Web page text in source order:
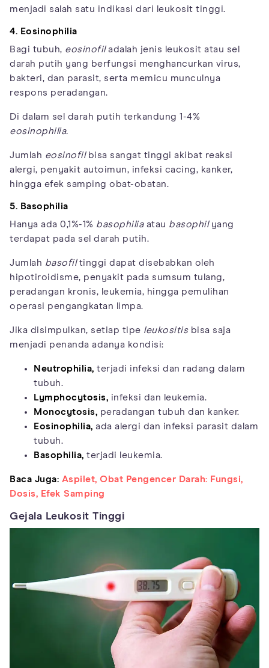
menjadi salah satu indikasi dari leukosit tinggi.
4. Eosinophilia
Bagi tubuh, eosinofiladalah jenis leukosit atau sel
darah putih yang berfungsi menghancurkan virus,
bakteri, dan parasit, serta memicu munculnya
respons peradangan.
Di dalam sel darah putih terkandung 1-4%
eosinophilia.
Jumlah eosinofilbisa sangat tinggi akibat reaksi
alergi, penyakit autoimun, infeksi cacing, kanker,
hingga efek samping obat-obatan.
5. Basophilia
Hanya ada 0,1%-1% basophiliaatau basophilyang
terdapat pada sel darah putih.
Jumlah basofiltinggi dapat disebabkan oleh
hipotiroidisme, penyakit pada sumsum tulang,
peradangan kronis, leukemia, hingga pemulihan
operasi pengangkatan limpa.
Jika disimpulkan, setiap tipe leukositisbisa saja
menjadi penanda adanya kondisi:
Neutrophilia, terjadi infeksi dan radang dalam
tubuh.
Lymphocytosis, infeksi dan leukemia.
Monocytosis, peradangan tubuh dan kanker.
Eosinophilia, ada alergi dan infeksi parasit dalam
tubuh.
Basophilia, terjadi leukemia.
Baca Juga: Aspilet, Obat Pengencer Darah: Fungsi,
Dosis, Efek Samping
Gejala Leukosit Tinggi